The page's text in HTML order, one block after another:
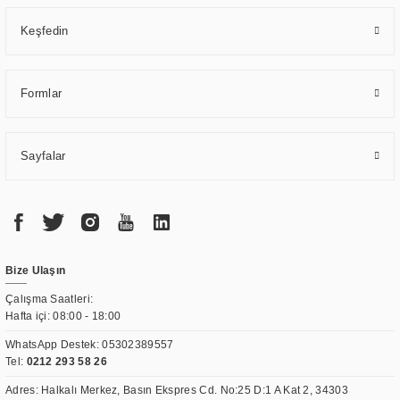
Keşfedin
Formlar
Sayfalar
Bize Ulaşın
Çalışma Saatleri:
Hafta içi: 08:00 - 18:00
WhatsApp Destek:05302389557
Tel: 0212 293 58 26
Adres: Halkalı Merkez, Basın Ekspres Cd. No:25 D:1 A Kat 2, 34303